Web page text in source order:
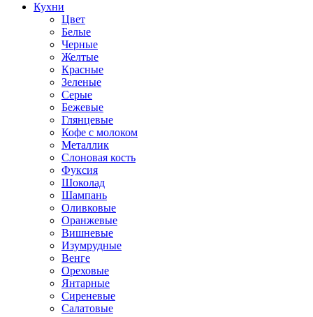
Кухни
Цвет
Белые
Черные
Желтые
Красные
Зеленые
Серые
Бежевые
Глянцевые
Кофе с молоком
Металлик
Слоновая кость
Фуксия
Шоколад
Шампань
Оливковые
Оранжевые
Вишневые
Изумрудные
Венге
Ореховые
Янтарные
Сиреневые
Салатовые